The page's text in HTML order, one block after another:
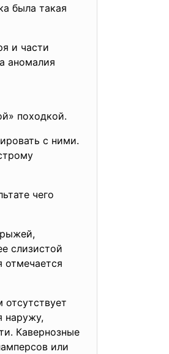
была такая
и части
аномалия
походкой.
с ними.
чего
слизистой
отмечается
наружу,
Кавернозные
или